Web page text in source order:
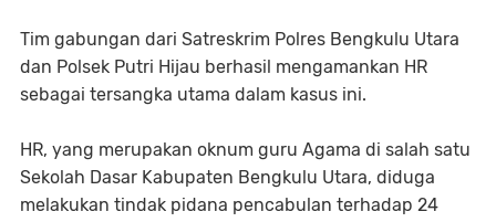
Tim gabungan dari Satreskrim Polres Bengkulu Utara
dan Polsek Putri Hijau berhasil mengamankan HR
sebagai tersangka utama dalam kasus ini.
HR, yang merupakan oknum guru Agama di salah satu
Sekolah Dasar Kabupaten Bengkulu Utara, diduga
melakukan tindak pidana pencabulan terhadap 24